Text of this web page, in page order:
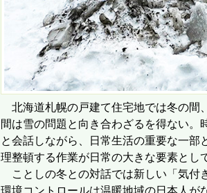
北海道札幌の戸建て住宅地では冬の間
間は雪の問題と向き合わざるを得ない。
と会話しながら、日常生活の重要な一部
理整頓する作業が日常の大きな要素とし
ことしの冬との対話では新しい「気付
環境コントロールは温暖地域の日本人が